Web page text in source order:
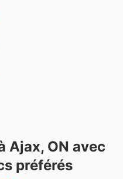
Ajax, ON avec
préférés